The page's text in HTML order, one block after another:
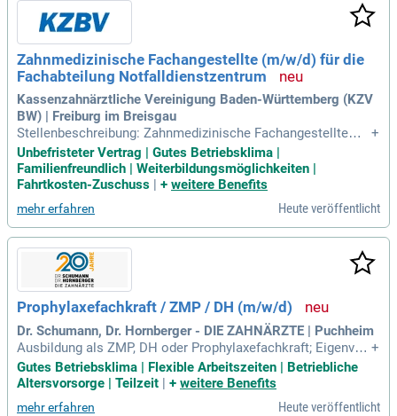
Zahnmedizinische Fachangestellte (m/w/d) für die
Fachabteilung Notfalldienstzentrum
Kassenzahnärztliche Vereinigung Baden-Württemberg (KZV
BW) | Freiburg im Breisgau
Stellenbeschreibung: Zahnmedizinische Fachangestellte
(m/w/d) für die Fachabteilung; Notfalldienstzentrum; ab 01.
Oktober 2026; Voll- oder Teilzeit, Minijob; unbefristet; Stand
ort Freiburg Als Körperschaft des öffentlichen Rechts ist die
+
Unbefristeter Vertrag | Gutes Betriebsklima |
Familienfreundlich | Weiterbildungsmöglichkeiten |
Fahrtkosten-Zuschuss
+ weitere Benefits
mehr erfahren Heute veröffentlicht
Prophylaxefachkraft / ZMP / DH (m/w/d)
Dr. Schumann, Dr. Hornberger - DIE ZAHNÄRZTE | Puchheim
Ausbildung als ZMP, DH oder Prophylaxefachkraft; Eigenver
antwortliches Arbeiten; Freundlichkeit und Empathie; Freude
an hochwertiger Zahnmedizin; Interesse an Fortbildungen; T
+
Gutes Betriebsklima | Flexible Arbeitszeiten | Betriebliche
Altersvorsorge | Teilzeit | + weitere Benefits
mehr erfahren Heute veröffentlicht